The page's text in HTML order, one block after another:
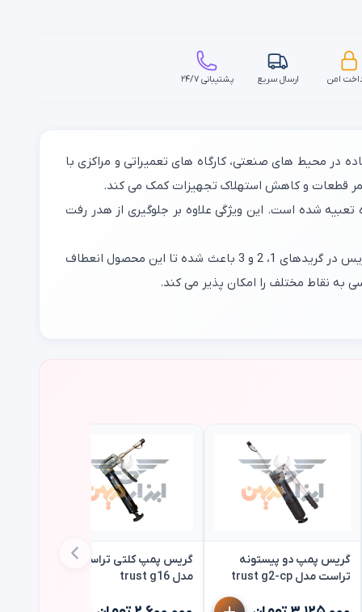
امن ارسال سریع پشتیبانی ۲۴/۷
در محیط های صنعتی، کارگاه‌ های تعمیراتی و مراکزی با
قطعات و کاهش استهلاک تجهیزات کمک می‌ کند.
شده است. این ویژگی علاوه بر جلوگیری از هدر رفت
این دستگاه با توانایی تخلیه 9 گرم گریس تحت فشار 4000PSI سرعت گریس کاری را افزایش می دهد. همچنین قابلیت کار با انواع گریس در گریدهای 1، 2 و 3 باعث شده تا این محصول انعطاف‌
به نقاط مختلف را امکان پذیر می کند.
گریس پمپ دو پیستونه
تراست مدل trust g2-cp
گریس پمپ کلتی تراست
مدل trust g16